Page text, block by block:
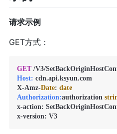
请求示例
GET方式：
GET /V3/
Host: cdn.api.ksyun.com
X-Amz-Date: date
Authorization:authorization
x-action:
x-version: V3